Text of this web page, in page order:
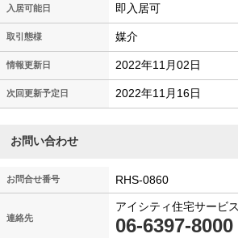
入居可能日 即入居可
取引態様 媒介
情報更新日 2022年11月02日
次回更新予定日 2022年11月16日
お問い合わせ
お問合せ番号 RHS-0860
連絡先
アイシティ住宅サービス
06-6397-8000